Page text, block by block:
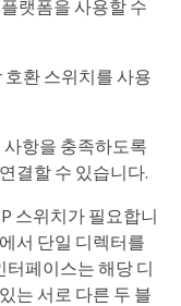
플랫폼을 사용할 수
환 스위치를 사용
항을 충족하도록
결할 수 있습니다.
스위치가 필요합니
서 단일 디렉터를
페이스는 해당 디
는 서로 다른 두 블